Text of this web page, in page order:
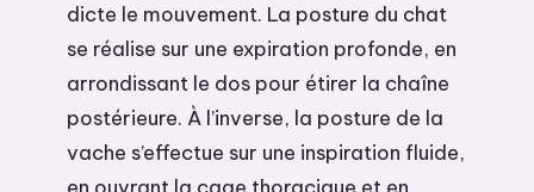
dicte le mouvement. La posture du chat
se réalise sur une expiration profonde, en
arrondissant le dos pour étirer la chaîne
postérieure. À l’inverse, la posture de la
vache s’effectue sur une inspiration fluide,